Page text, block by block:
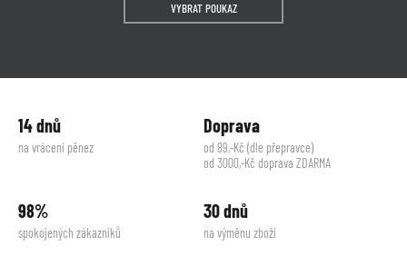
VYBRAT POUKAZ
14 dnů
na vrácení pěnez
Doprava
od 89,-Kč (dle přepravce)
od 3000,-Kč doprava ZDARMA
98%
spokojených zákazníků
30 dnů
na výměnu zboží